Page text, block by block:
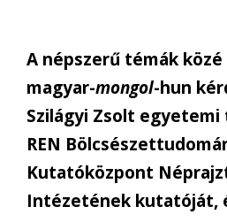
A népszerű témák
magyar-mongol-hun
Szilágyi Zsolt egyetemi
REN
Kutatóközpont
Intézetének kutatóját,